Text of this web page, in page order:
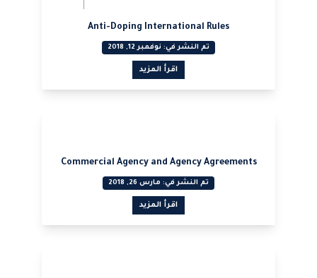
Anti-Doping International Rules
تم النشر في: نوفمبر 12, 2018
اقرأ المزيد
Commercial Agency and Agency Agreements
تم النشر في: مارس 26, 2018
اقرأ المزيد